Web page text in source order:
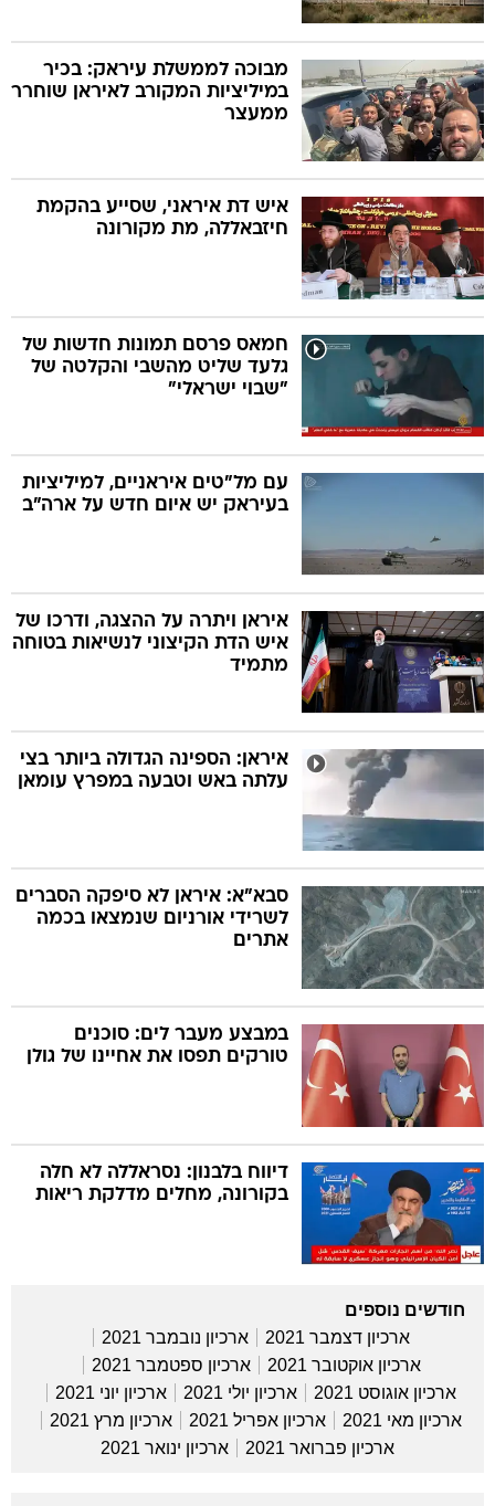
מבוכה לממשלת עיראק: בכיר
במיליציות המקורב לאיראן שוחרר
ממעצר
איש דת איראני, שסייע בהקמת
חיזבאללה, מת מקורונה
חמאס פרסם תמונות חדשות של
גלעד שליט מהשבי והקלטה של
"שבוי ישראלי"
עם מל"טים איראניים, למיליציות
בעיראק יש איום חדש על ארה"ב
איראן ויתרה על ההצגה, ודרכו של
איש הדת הקיצוני לנשיאות בטוחה
מתמיד
איראן: הספינה הגדולה ביותר בצי
עלתה באש וטבעה במפרץ עומאן
סבא"א: איראן לא סיפקה הסברים
לשרידי אורניום שנמצאו בכמה
אתרים
במבצע מעבר לים: סוכנים
טורקים תפסו את אחיינו של גולן
דיווח בלבנון: נסראללה לא חלה
בקורונה, מחלים מדלקת ריאות
חודשים נוספים
ארכיון דצמבר 2021
ארכיון נובמבר 2021
ארכיון אוקטובר 2021
ארכיון ספטמבר 2021
ארכיון אוגוסט 2021
ארכיון יולי 2021
ארכיון יוני 2021
ארכיון מאי 2021
ארכיון אפריל 2021
ארכיון מרץ 2021
ארכיון פברואר 2021
ארכיון ינואר 2021